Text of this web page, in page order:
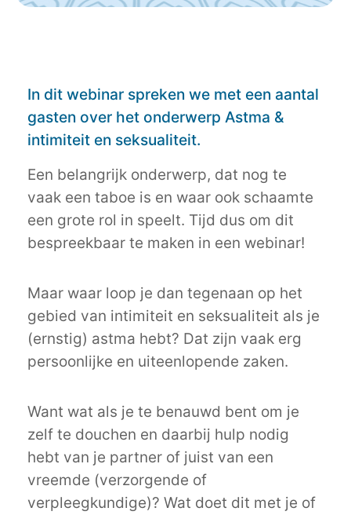
In dit webinar spreken we met een aantal
gasten over het onderwerp Astma &
intimiteit en seksualiteit.
Een belangrijk onderwerp, dat nog te
vaak een taboe is en waar ook schaamte
een grote rol in speelt. Tijd dus om dit
bespreekbaar te maken in een webinar!
Maar waar loop je dan tegenaan op het
gebied van intimiteit en seksualiteit als je
(ernstig) astma hebt? Dat zijn vaak erg
persoonlijke en uiteenlopende zaken.
Want wat als je te benauwd bent om je
zelf te douchen en daarbij hulp nodig
hebt van je partner of juist van een
vreemde (verzorgende of
verpleegkundige)? Wat doet dit met je of